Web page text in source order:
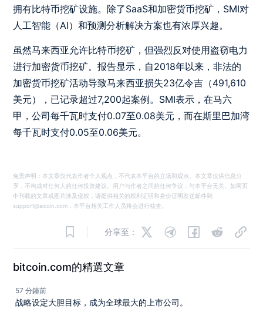
拥有比特币挖矿设施。除了SaaS和加密货币挖矿，SMI对
人工智能（AI）和预测分析解决方案也有浓厚兴趣。
虽然马来西亚允许比特币挖矿，但强烈反对使用盗窃电力
进行加密货币挖矿。报告显示，自2018年以来，非法的
加密货币挖矿活动导致马来西亚损失23亿令吉（491,610
美元），已记录超过7,200起案例。SMI表示，在马六
甲，公司每千瓦时支付0.07至0.08美元，而在斯里巴加湾
每千瓦时支付0.05至0.06美元。
免责声明：本文章仅代表作者个人观点，不代表本平台的立场和观点。本文章仅供信息分
享，不构成对任何人的任何投资建议。用户与作者之间的任何争议，与本平台无关。如网页
中刊载的文章或图片涉及侵权，请提供相关的权利证明和身份证明发送邮件到
support@aicoin.com，本平台相关工作人员将会进行核查。
分享至：
bitcoin.com的精選文章
57 分鐘前
战略设定大胆目标，成为全球最大的上市公司。